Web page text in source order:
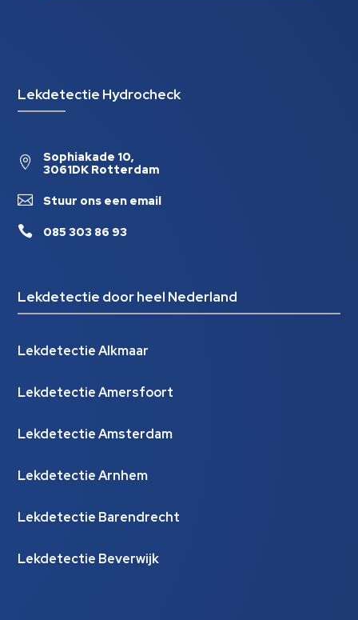
Lekdetectie Hydrocheck

Sophiakade 10,
3061DK Rotterdam
 Stuur ons een email
 085 303 86 93
Lekdetectie door heel Nederland
Lekdetectie Alkmaar
Lekdetectie Amersfoort
Lekdetectie Amsterdam
Lekdetectie Arnhem
Lekdetectie Barendrecht
Lekdetectie Beverwijk